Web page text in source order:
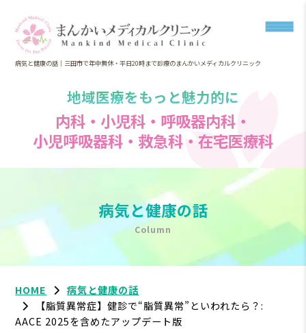
病気と健康の話｜三田市で年中無休・平日20時まで診療のまんかいメディカルクリニック
地域医療をもっと魅力的に
内科・小児科・呼吸器内科・
小児呼吸器科・救急科・在宅医療科
病気と健康の話
Column
HOME
病気と健康の話
【脂質異常症】健診で“脂質異常”といわれたら？:
AACE 2025を含めたアップデート版